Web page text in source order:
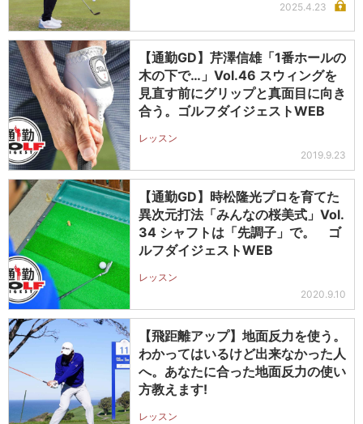
2025.4.23
【通勤GD】芹澤信雄「1番ホールの
木の下で…」Vol.46 スウィングを
見直す前にグリップと真面目に向き
合う。ゴルフダイジェストWEB
レッスン
2019.9.23
【通勤GD】時松隆光プロを育てた
異次元打法「みんなの桜美式」Vol.
34 シャフトは「先調子」で。 ゴ
ルフダイジェストWEB
レッスン
2020.9.10
【飛距離アップ】地面反力を使う。
わかってはいるけど出来なかった人
へ。あなたに合った地面反力の使い
方教えます!
レッスン